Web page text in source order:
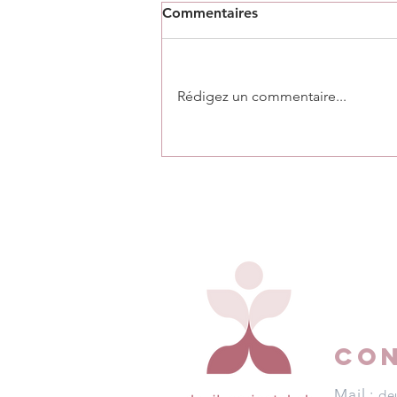
Commentaires
Rédigez un commentaire...